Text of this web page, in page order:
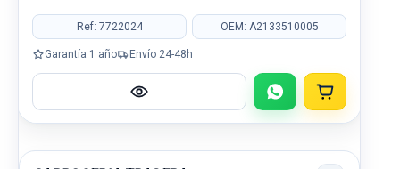
Ref: 7722024 OEM: A2133510005
Garantía 1 año Envío 24-48h